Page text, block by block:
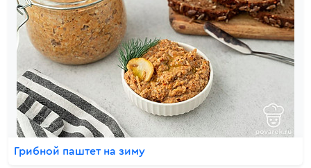
Грибной паштет на зиму